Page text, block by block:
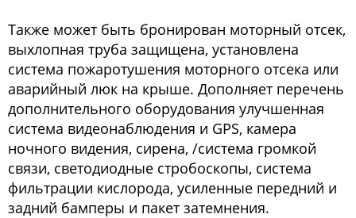
Также может быть бронирован моторный отсек,
выхлопная труба защищена, установлена
система пожаротушения моторного отсека или
аварийный люк на крыше. Дополняет перечень
дополнительного оборудования улучшенная
система видеонаблюдения и GPS, камера
ночного видения, сирена, /система громкой
связи, светодиодные стробоскопы, система
фильтрации кислорода, усиленные передний и
задний бамперы и пакет затемнения.